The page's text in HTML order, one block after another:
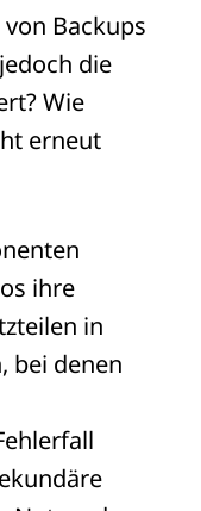
Backups
die
Wie
erneut
ihre
in
bei denen